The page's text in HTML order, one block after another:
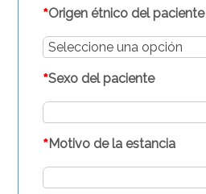
*Origen étnico del paciente
*Sexo del paciente
*Motivo de la estancia